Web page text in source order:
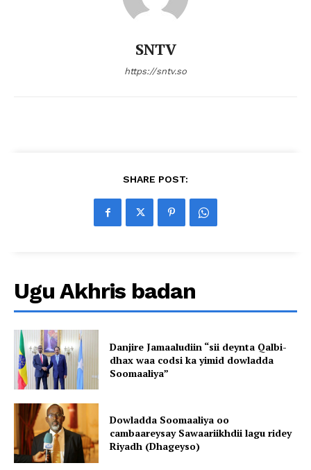
SNTV
https://sntv.so
SHARE POST:
Ugu Akhris badan
Danjire Jamaaludiin “sii deynta Qalbi-
dhax waa codsi ka yimid dowladda
Soomaaliya”
Dowladda Soomaaliya oo
cambaareysay Sawaariikhdii lagu ridey
Riyadh (Dhageyso)